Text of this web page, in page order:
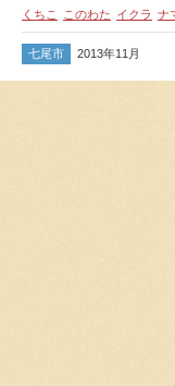
くちこ このわた イクラ ナ
七尾市 2013年11月